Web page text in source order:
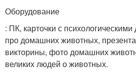
Оборудование
: ПК, карточки с
про домашних животных,
викторины, фото домашних
великих людей о животных.